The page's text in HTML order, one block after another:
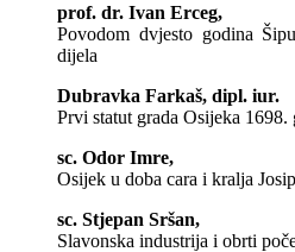
prof. dr. Ivan Erceg,
Povodom dvjesto godina
dijela
Dubravka Farkaš, dipl. iur.
Prvi statut grada Osijeka 1698.
sc. Odor Imre,
Osijek u doba cara i kralja
sc. Stjepan Sršan,
Slavonska industrija i obrti